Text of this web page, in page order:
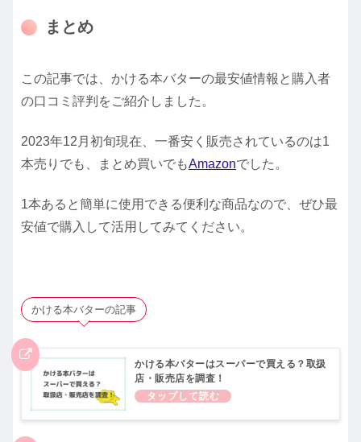
まとめ
この記事では、かける本バターの最安値情報と購入者
の口コミ評判をご紹介しました。
2023年12月初旬現在、一番安く販売されているのは1
本売りでも、まとめ買いでもAmazonでした。
1本あると簡単に使用できる便利な商品なので、ぜひ最
安値で購入して活用してみてください。
かける本バターの記事
かける本バターはスーパーで買える？取扱
店・販売店を調査！